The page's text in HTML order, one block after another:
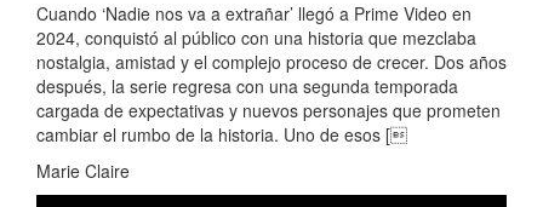
Cuando ‘Nadie nos va a extrañar’ llegó a Prime Video en
2024, conquistó al público con una historia que mezclaba
nostalgia, amistad y el complejo proceso de crecer. Dos años
después, la serie regresa con una segunda temporada
cargada de expectativas y nuevos personajes que prometen
cambiar el rumbo de la historia. Uno de esos [
Marie Claire